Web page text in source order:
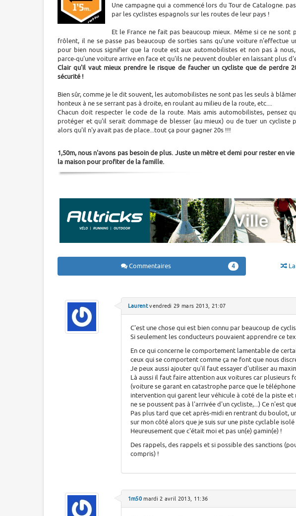
Une campagne qui a commencé lors du Tour de Catalogne.
par les cyclistes espagnols sur les routes de leur pays !
Et le France ne fait pas beaucoup mieux. Même si ce ne
frôlent, il ne se passe pas beaucoup de sorties sans qu'une voiture n'effectue
pour bien nous signifier que la route est aux automobilistes et non pas à
parce-qu'une voiture arrive en face et qu'ils ne peuvent doubler en laissant plus
Clair qu'il vaut mieux prendre le risque de faucher un cycliste que de perdre
sécurité !
Bien sûr, comme je le dit souvent, les automobilistes ne sont pas les seuls à
honteux à ne se serrant pas à droite, en roulant au milieu de la route, etc....
Chacun doit respecter le code de la route. Mais amis automobilistes, pensez
protéger et qu'il serait dommage de blesser (au mieux) ou de tuer un cycliste
alors qu'il n'y avait pas de place...tout ça pour gagner 20s !!!
1,50m, nous n'avons pas besoin de plus. Juste un mètre et demi pour rester en
la maison pour profiter de la famille.
Commentaires 4 La
Laurentvendredi 29 mars 2013, 21:07
C'est une chose qui est bien connu par beaucoup de
Si seulement les conducteurs pouvaient apprendre ce
En ce qui concerne le comportement lamentable de
ceux qui se comportent comme ça ne font que nous
Je peux aussi ajouter qu'il faut essayer d'utiliser au
Là aussi il faut faire attention aux voitures car plusieurs
(voiture se garant en catastrophe parce que le
intervention qui garent leur véhicule à coté de la piste
ne se poussent pas à l'arrivée d'un cycliste,...) Ce n'est
Pas plus tard que cet après-midi en rentrant du boulot,
sur mon côté alors que je suis sur une piste cyclable
Heureusement que c'était moi et pas un(e) gamin(e) !
Des rappels, des rappels et si possible des sanctions
compris) !
1m50mardi 2 avril 2013, 11:36